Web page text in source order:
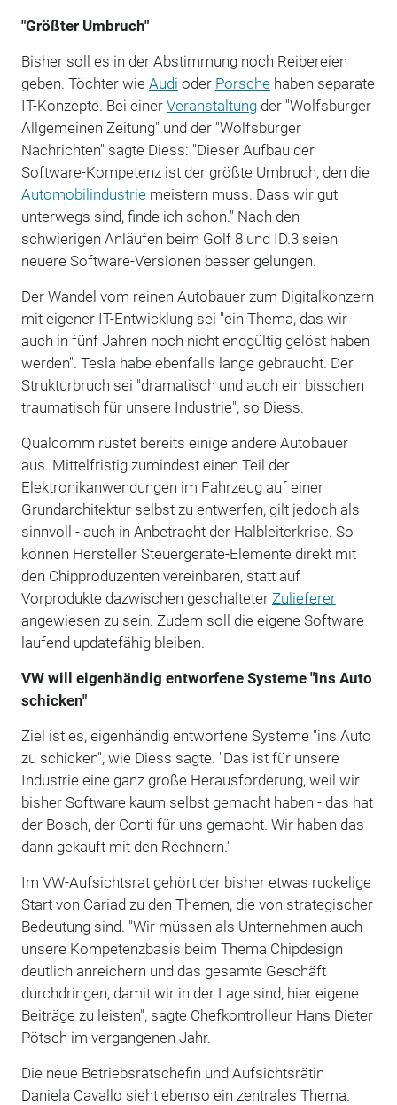
"Größter Umbruch"
Bisher soll es in der Abstimmung noch Reibereien
geben. Töchter wie Audi oder Porschehaben separate
IT-Konzepte. Bei einer Veranstaltungder "Wolfsburger
Allgemeinen Zeitung" und der "Wolfsburger
Nachrichten" sagte Diess: "Dieser Aufbau der
Software-Kompetenz ist der größte Umbruch, den die
Automobilindustriemeistern muss. Dass wir gut
unterwegs sind, finde ich schon." Nach den
schwierigen Anläufen beim Golf 8 und ID.3 seien
neuere Software-Versionen besser gelungen.
Der Wandel vom reinen Autobauer zum Digitalkonzern
mit eigener IT-Entwicklung sei "ein Thema, das wir
auch in fünf Jahren noch nicht endgültig gelöst haben
werden". Tesla habe ebenfalls lange gebraucht. Der
Strukturbruch sei "dramatisch und auch ein bisschen
traumatisch für unsere Industrie", so Diess.
Qualcomm rüstet bereits einige andere Autobauer
aus. Mittelfristig zumindest einen Teil der
Elektronikanwendungen im Fahrzeug auf einer
Grundarchitektur selbst zu entwerfen, gilt jedoch als
sinnvoll - auch in Anbetracht der Halbleiterkrise. So
können Hersteller Steuergeräte-Elemente direkt mit
den Chipproduzenten vereinbaren, statt auf
Vorprodukte dazwischen geschalteter Zulieferer
angewiesen zu sein. Zudem soll die eigene Software
laufend updatefähig bleiben.
VW will eigenhändig entworfene Systeme "ins Auto
schicken"
Ziel ist es, eigenhändig entworfene Systeme "ins Auto
zu schicken", wie Diess sagte. "Das ist für unsere
Industrie eine ganz große Herausforderung, weil wir
bisher Software kaum selbst gemacht haben - das hat
der Bosch, der Conti für uns gemacht. Wir haben das
dann gekauft mit den Rechnern."
Im VW-Aufsichtsrat gehört der bisher etwas ruckelige
Start von Cariad zu den Themen, die von strategischer
Bedeutung sind. "Wir müssen als Unternehmen auch
unsere Kompetenzbasis beim Thema Chipdesign
deutlich anreichern und das gesamte Geschäft
durchdringen, damit wir in der Lage sind, hier eigene
Beiträge zu leisten", sagte Chefkontrolleur Hans Dieter
Pötsch im vergangenen Jahr.
Die neue Betriebsratschefin und Aufsichtsrätin
Daniela Cavallo sieht ebenso ein zentrales Thema.